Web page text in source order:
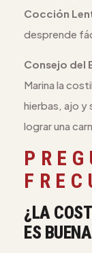
Cocción
desprende
Consejo del
Marina la
hierbas, ajo y
lograr una
¿LA
ES